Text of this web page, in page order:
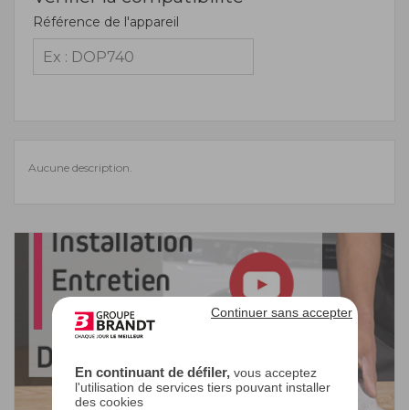
En continuant de défiler,vous acceptez
l'utilisation de services tiers pouvant installer
des cookies
Continuer sans accepter
Référence de l'appareil
Aucune description.